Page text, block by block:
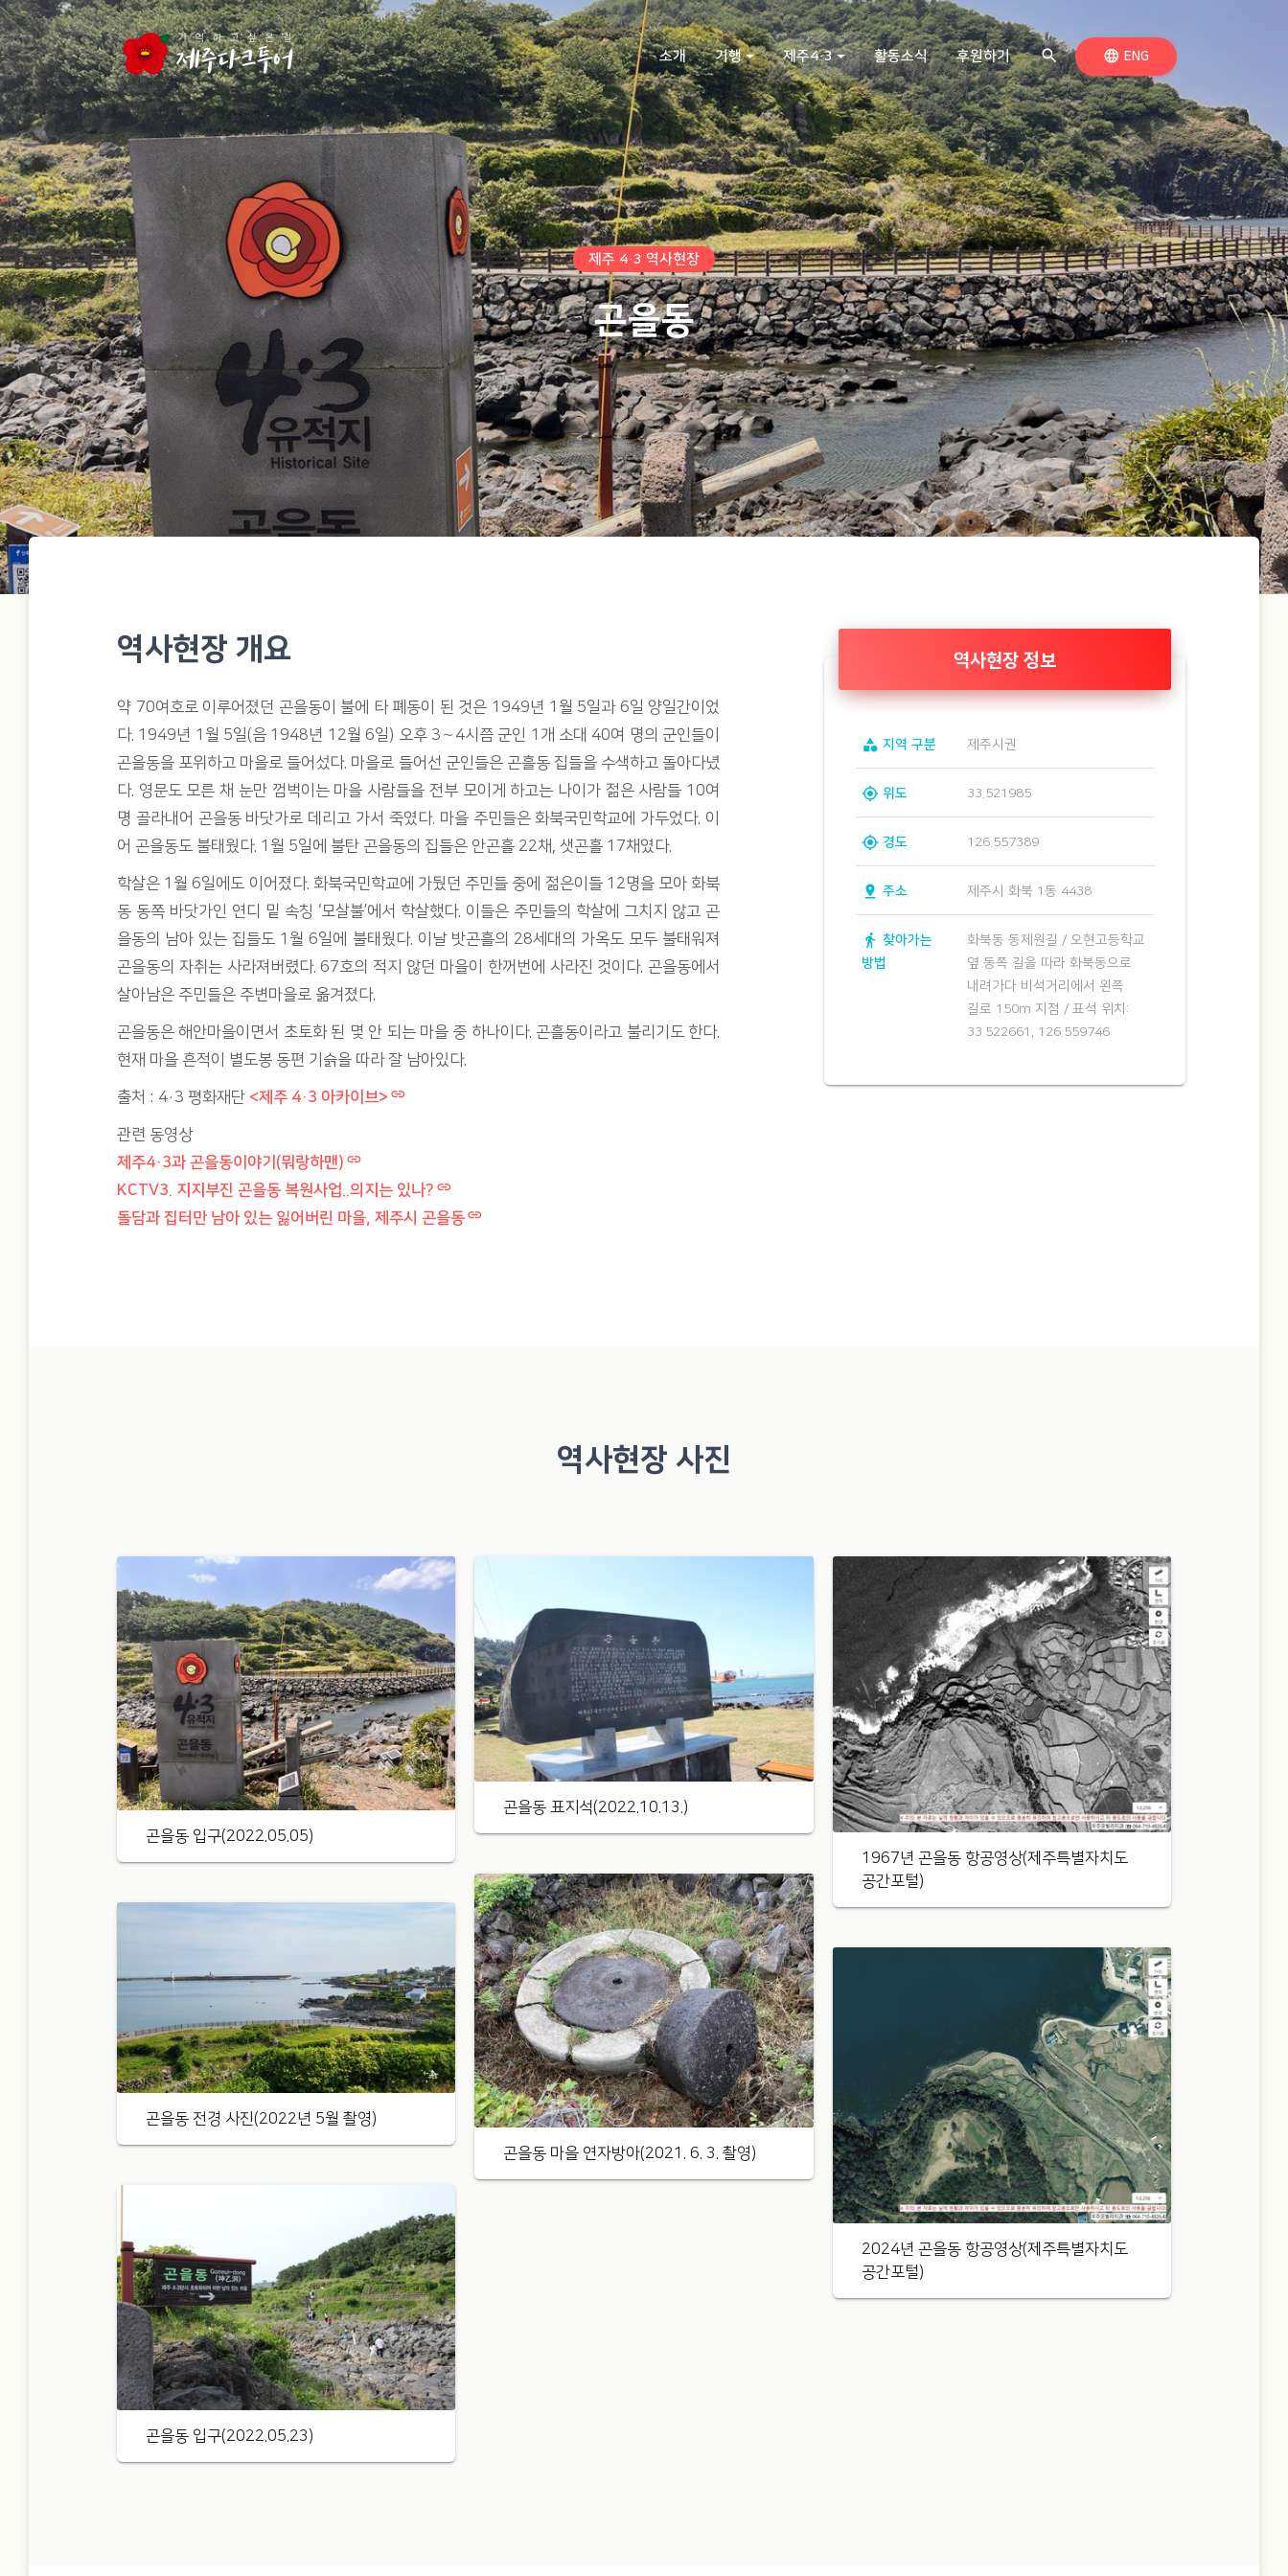
본문 영역으로 건너뛰기
소개 기행 제주4·3 활동소식 후원하기 search검색하기언어 전환
language ENG
제주 4·3 역사현장
곤을동
역사현장 개요
약 70여호로 이루어졌던 곤을동이 불에 타 폐동이 된 것은 1949년 1월 5일과 6일 양일간이었
다. 1949년 1월 5일(음 1948년 12월 6일) 오후 3∼4시쯤 군인 1개 소대 40여 명의 군인들이
곤을동을 포위하고 마을로 들어섰다. 마을로 들어선 군인들은 곤흘동 집들을 수색하고 돌아다녔
다. 영문도 모른 채 눈만 껌벅이는 마을 사람들을 전부 모이게 하고는 나이가 젊은 사람들 10여
명 골라내어 곤을동 바닷가로 데리고 가서 죽였다. 마을 주민들은 화북국민학교에 가두었다. 이
어 곤을동도 불태웠다. 1월 5일에 불탄 곤을동의 집들은 안곤흘 22채, 샛곤흘 17채였다.
학살은 1월 6일에도 이어졌다. 화북국민학교에 가뒀던 주민들 중에 젊은이들 12명을 모아 화북
동 동쪽 바닷가인 연디 밑 속칭 ‘모살불’에서 학살했다. 이들은 주민들의 학살에 그치지 않고 곤
을동의 남아 있는 집들도 1월 6일에 불태웠다. 이날 밧곤흘의 28세대의 가옥도 모두 불태워져
곤을동의 자취는 사라져버렸다. 67호의 적지 않던 마을이 한꺼번에 사라진 것이다. 곤을동에서
살아남은 주민들은 주변마을로 옮겨졌다.
곤을동은 해안마을이면서 초토화 된 몇 안 되는 마을 중 하나이다. 곤흘동이라고 불리기도 한다.
현재 마을 흔적이 별도봉 동편 기슭을 따라 잘 남아있다.
출처 : 4·3 평화재단 <제주 4·3 아카이브>
관련 동영상
제주4·3과 곤을동이야기(뭐랑하맨)
KCTV3. 지지부진 곤을동 복원사업..의지는 있나?
돌담과 집터만 남아 있는 잃어버린 마을, 제주시 곤을동
역사현장 정보
category 지역 구분 제주시권
gps_fixed 위도 33.521985
gps_fixed 경도 126.557389
pin_drop 주소 제주시 화북 1동 4438
directions_walk 찾아가는
방법
화북동 동제원길 / 오현고등학교
옆 동쪽 길을 따라 화북동으로
내려가다 비석거리에서 왼쪽
길로 150m 지점 / 표석 위치:
33.522661, 126.559746
역사현장 사진
곤을동 입구(2022.05.05)
곤을동 전경 사진(2022년 5월 촬영)
곤을동 입구(2022.05.23)
곤을동 표지석(2022.10.13.)
곤을동 마을 연자방아(2021. 6. 3. 촬영)
1967년 곤을동 항공영상(제주특별자치도
공간포털)
2024년 곤을동 항공영상(제주특별자치도
공간포털)